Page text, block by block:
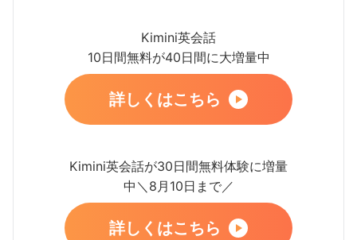
Kimini英会話
10日間無料が40日間に大増量中
詳しくはこちら
Kimini英会話が30日間無料体験に増量
中＼8月10日まで／
詳しくはこちら